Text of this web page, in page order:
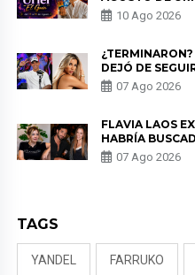
PREDICCIONES
SIGNOS DEL
10 Ago 2026
DEJÓ DE
HERRERA Y
DE PÓDCAST
07 Ago 2026
FLAVIA LAOS
HABRÍA
HEREDIA CON
DE LAS PARTES
07 Ago 2026
TAGS
YANDEL FARRUKO